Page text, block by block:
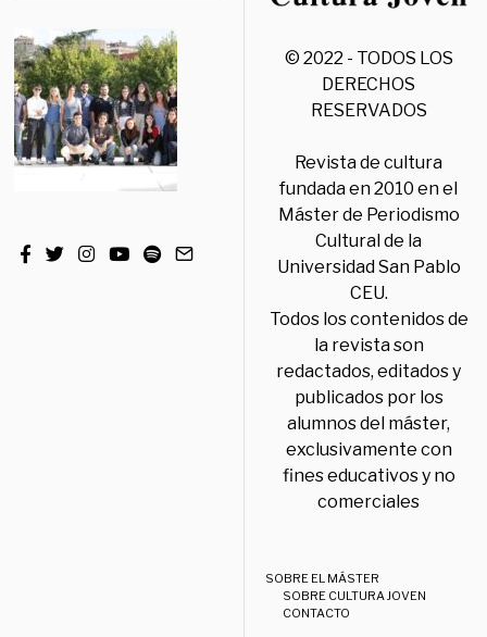
© 2022 - TODOS LOS
DERECHOS
RESERVADOS
Revista de cultura
fundada en 2010 en el
Máster de Periodismo
Cultural de la
Universidad San Pablo
CEU.
Todos los contenidos de
la revista son
redactados, editados y
publicados por los
alumnos del máster,
exclusivamente con
fines educativos y no
comerciales
SOBRE EL MÁSTER
SOBRE CULTURA JOVEN
CONTACTO